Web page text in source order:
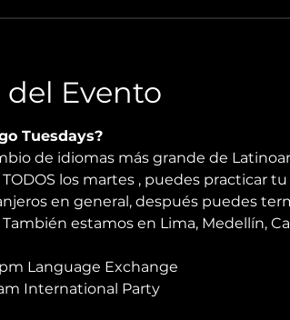
del Evento
Tuesdays?
de idiomas más grande de
TODOS los martes , puedes practicar
en general, después puedes
estamos en Lima, Medellín,
Language Exchange
International Party